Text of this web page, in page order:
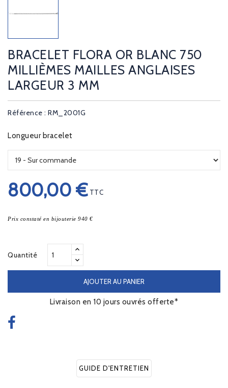
BRACELET FLORA OR BLANC 750
MILLIÈMES MAILLES ANGLAISES
LARGEUR 3 MM
Référence : RM_2001G
Longueur bracelet
800,00 € TTC
Prix constaté en bijouterie 940 €
Quantité
AJOUTER AU PANIER
Livraison en 10 jours ouvrés offerte*
GUIDE D'ENTRETIEN